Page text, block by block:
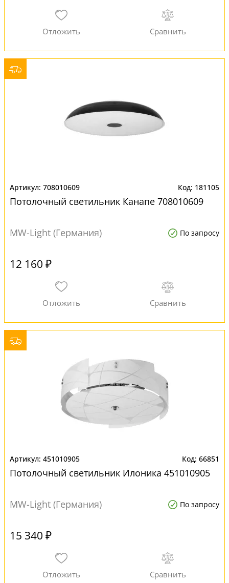
708010609 181105
Потолочный светильник Канапе 708010609
MW-Light (Германия) По запросу
12 160 ₽
451010905 66851
Потолочный светильник Илоника 451010905
MW-Light (Германия) По запросу
15 340 ₽